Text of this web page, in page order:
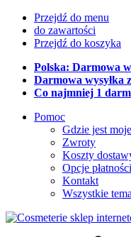
Przejdź do menu
do zawartości
Przejdź do koszyka
Polska: Darmowa
Darmowa wysyłka
Co najmniej 1
Pomoc
Gdzie jest
Zwroty
Koszty
Opcje płatności
Kontakt
Wszystkie